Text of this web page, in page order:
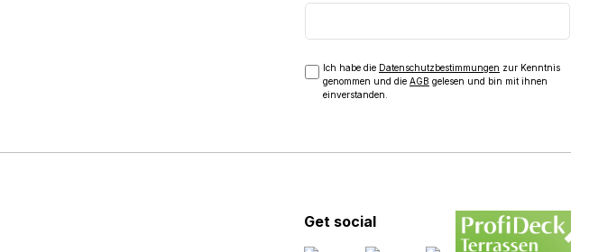
Ich habe die Datenschutzbestimmungen zur Kenntnis
genommen und die AGB gelesen und bin mit ihnen
einverstanden.
Get social